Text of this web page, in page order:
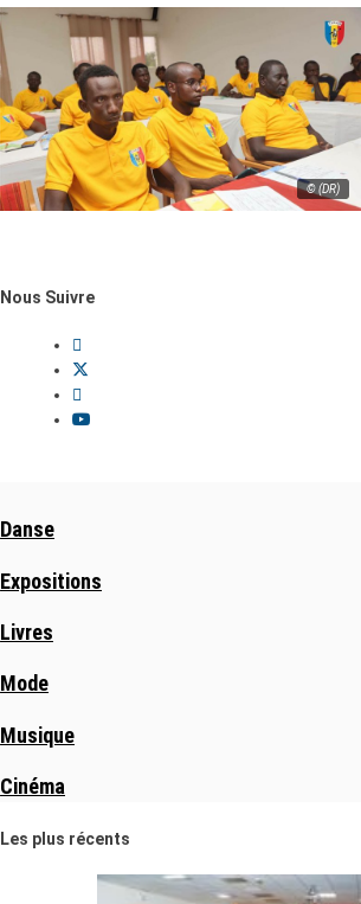
© (DR)
Nous Suivre
Danse
Expositions
Livres
Mode
Musique
Cinéma
Les plus récents